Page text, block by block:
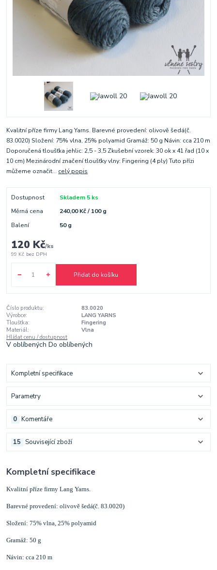
Kvalitní příze firmy Lang Yarns. Barevné provedení: olivově šedá(č.
83.0020) Složení: 75% vlna, 25% polyamid Gramáž: 50 g Návin: cca 210 m
Doporučená tloušťka jehlic: 2,5 - 3,5 Zkušební vzorek: 30 ok x 41 řad (10 x
10 cm) Mezinárodní značení tloušťky vlny: Fingering (4 ply) Tuto přízi
můžeme označit... celý popis
Dostupnost
Skladem 5 ks
Měrná cena
240,00 Kč / 100 g
Balení
50 g
120 Kč/ks
99 Kč bez DPH
Přidat do košíku
Číslo produktu:
83.0020
Výrobce:
LANG YARNS
Tloušťka:
Fingering
Materiál:
Vlna
Hlídat cenu / dostupnost
V oblíbenýchDo oblíbených
Kompletní specifikace
Parametry
Komentáře
0
Související zboží
15
Kompletní specifikace
Kvalitní příze firmy Lang Yarns.
Barevné provedení: olivově šedá(č. 83.0020)
Složení: 75% vlna, 25% polyamid
Gramáž: 50 g
Návin: cca 210 m